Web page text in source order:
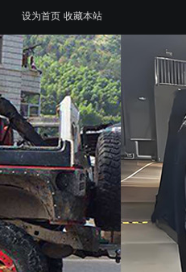
设为首页 收藏本站